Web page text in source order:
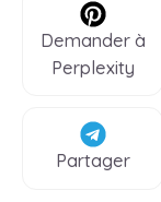
Demander à
Perplexity
Partager